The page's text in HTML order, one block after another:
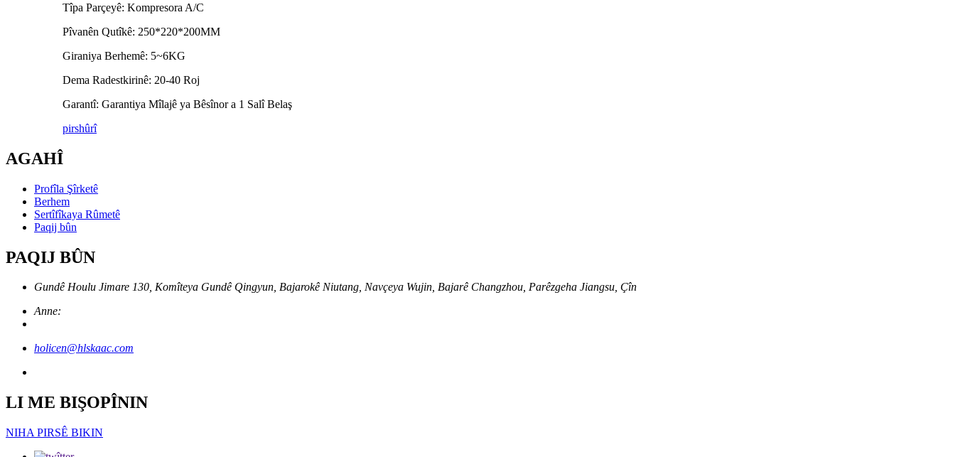
Tîpa Parçeyê: Kompresora A/C
Pîvanên Qutîkê: 250*220*200MM
Giraniya Berhemê: 5~6KG
Dema Radestkirinê: 20-40 Roj
Garantî: Garantiya Mîlajê ya Bêsînor a 1 Salî Belaş
pirshûrî
AGAHÎ
Profîla Şîrketê
Berhem
Sertîfîkaya Rûmetê
Paqij bûn
PAQIJ BÛN
Gundê Houlu Jimare 130, Komîteya Gundê Qingyun, Bajarokê Niutang, Navçeya Wujin, Bajarê Changzhou, Parêzgeha Jiangsu, Çîn
Anne:
holicen@hlskaac.com
LI ME BIŞOPÎNIN
NIHA PIRSÊ BIKIN